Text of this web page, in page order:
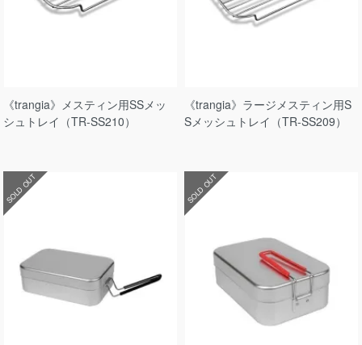
《trangia》メスティン用SSメッ
シュトレイ（TR-SS210）
《trangia》ラージメスティン用S
Sメッシュトレイ（TR-SS209）
SOLD OUT SOLD OUT